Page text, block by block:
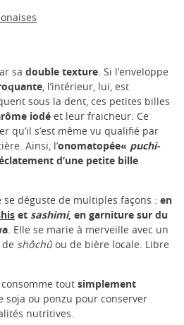
sa double texture. Si l’enveloppe
, l’intérieur, lui, est
sous la dent, ces petites billes
iodé et leur fraicheur. Ce
qu’il s’est même vu qualifié par
Ainsi, l’onomatopée« puchi-
d’une petite bille
se déguste de multiples façons : en
et sashimi, en garniture sur du
. Elle se marie à merveille avec un
de shôchûou de bière locale. Libre
tout simplement
soja ou ponzu pour conserver
nutritives.